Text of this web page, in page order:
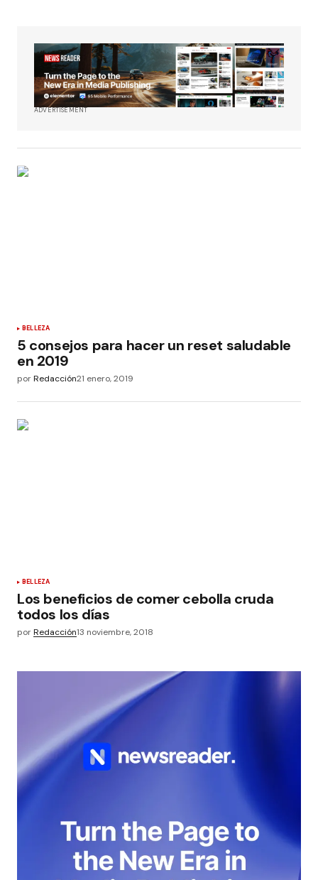
ADVERTISEMENT
BELLEZA
5 consejos para hacer un reset saludable
en 2019
porRedacción21 enero, 2019
BELLEZA
Los beneficios de comer cebolla cruda
todos los días
porRedacción13 noviembre, 2018